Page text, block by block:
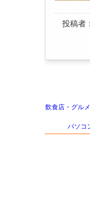
投稿者
飲食店・グルメ
パソコ